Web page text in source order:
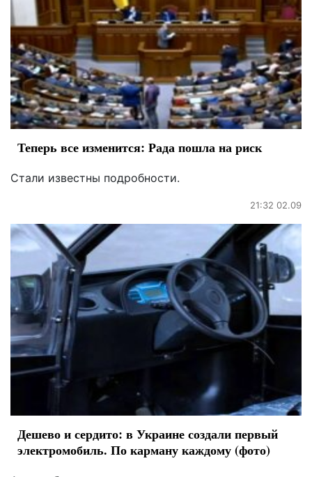
Теперь все изменится: Рада пошла на риск
Стали известны подробности.
21:32 02.09
Дешево и сердито: в Украине создали первый
электромобиль. По карману каждому (фото)